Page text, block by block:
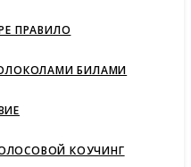
ПРАВИЛО
БИЛАМИ
КОУЧИНГ